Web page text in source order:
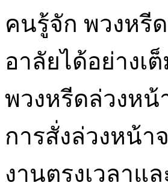
คนรู้จัก พวงหรี
อาลัยได้อย่างเ
พวงหรีดล่วงห
การสั่งล่วงหน้า
งานตรงเวลาแ